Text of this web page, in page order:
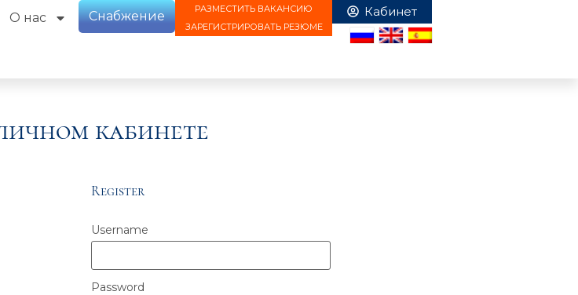
О нас Снабжение
РАЗМЕСТИТЬ ВАКАНСИЮ
ЗАРЕГИСТРИРОВАТЬ РЕЗЮМЕ
кабинете
Register
Username
Password